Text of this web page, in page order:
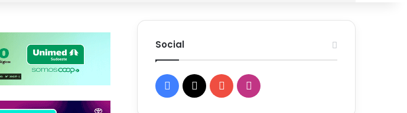
Social
Facebook
X YouTubeInstagram